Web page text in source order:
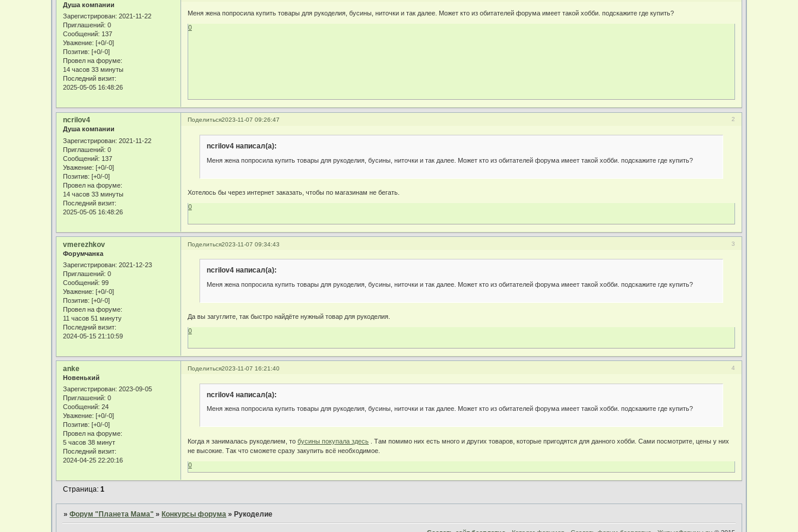
Душа компании
Зарегистрирован: 2021-11-22
Приглашений: 0
Сообщений: 137
Уважение: [+0/-0]
Позитив: [+0/-0]
Провел на форуме:
14 часов 33 минуты
Последний визит:
2025-05-05 16:48:26
Меня жена попросила купить товары для рукоделия, бусины, ниточки и так далее. Может кто из обитателей форума имеет такой хобби. подскажите где купить?
0
Поделиться 2
2023-11-07 09:26:47
ncrilov4
Душа компании
Зарегистрирован: 2021-11-22
Приглашений: 0
Сообщений: 137
Уважение: [+0/-0]
Позитив: [+0/-0]
Провел на форуме:
14 часов 33 минуты
Последний визит:
2025-05-05 16:48:26
ncrilov4 написал(а):
Меня жена попросила купить товары для рукоделия, бусины, ниточки и так далее. Может кто из обитателей форума имеет такой хобби. подскажите где купить?
Хотелось бы через интернет заказать, чтобы по магазинам не бегать.
0
Поделиться 3
2023-11-07 09:34:43
vmerezhkov
Форумчанка
Зарегистрирован: 2021-12-23
Приглашений: 0
Сообщений: 99
Уважение: [+0/-0]
Позитив: [+0/-0]
Провел на форуме:
11 часов 51 минуту
Последний визит:
2024-05-15 21:10:59
ncrilov4 написал(а):
Меня жена попросила купить товары для рукоделия, бусины, ниточки и так далее. Может кто из обитателей форума имеет такой хобби. подскажите где купить?
Да вы загуглите, так быстро найдёте нужный товар для рукоделия.
0
Поделиться 4
2023-11-07 16:21:40
anke
Новенький
Зарегистрирован: 2023-09-05
Приглашений: 0
Сообщений: 24
Уважение: [+0/-0]
Позитив: [+0/-0]
Провел на форуме:
5 часов 38 минут
Последний визит:
2024-04-25 22:20:16
ncrilov4 написал(а):
Меня жена попросила купить товары для рукоделия, бусины, ниточки и так далее. Может кто из обитателей форума имеет такой хобби. подскажите где купить?
Когда я занималась рукоделием, тобусины покупала здесь . Там помимо них есть много и других товаров, которые пригодятся для данного хобби. Сами посмотрите, цены у них
не высокие. Так что сможете сразу закупить всё необходимое.
0
Страница:1
»Форум "Планета Мама" »Конкурсы форума »Рукоделие